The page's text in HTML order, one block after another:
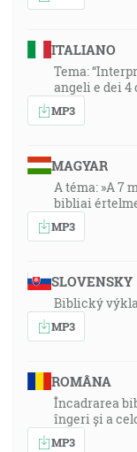
ITALIANO
Tema:
angeli e dei 4
MP3
MAGYAR
A téma: »A 7
bibliai
MP3
SLOVENSKY
Biblický
MP3
ROMÂNA
Încadrarea
îngeri și a
MP3